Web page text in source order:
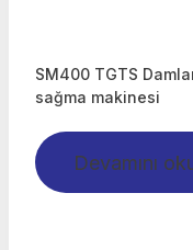
SM400 TGTS
sağma makinesi
Devamını